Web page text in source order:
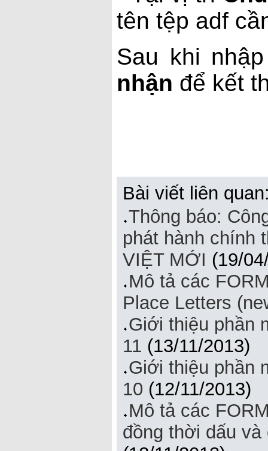
tên tệp adf
Sau khi
nhận để kết
Bài viết liên
Thông báo:
phát hành chính
VIỆT MỚI (19/
Mô tả các
Place Letters
Giới thiệu phần
11 (13/11/2013)
Giới thiệu phần
10 (12/11/2013)
Mô tả các
đồng thời dấu